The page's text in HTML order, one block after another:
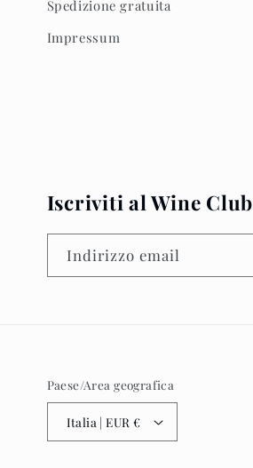
Spedizione gratuita
Impressum
Iscriviti al Wine Club
Indirizzo email
Paese/Area geografica
Italia | EUR €